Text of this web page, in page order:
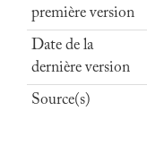
première version
Date de la
dernière version
Source(s)